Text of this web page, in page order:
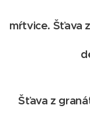
mŕtvice. Šťava
Šťava z